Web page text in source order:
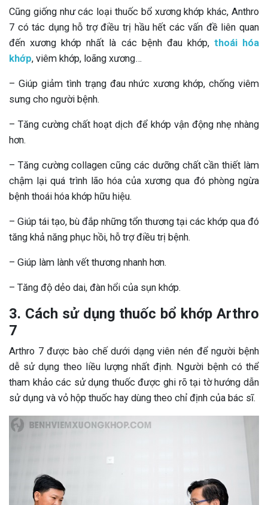
Cũng giống như các loại thuốc bổ xương khớp khác, Anthro
7 có tác dụng hỗ trợ điều trị hầu hết các vấn đề liên quan
đến xương khớp nhất là các bệnh đau khớp, thoái hóa
khớp, viêm khớp, loãng xương…
– Giúp giảm tình trạng đau nhức xương khớp, chống viêm
sưng cho người bệnh.
– Tăng cường chất hoạt dịch để khớp vận động nhẹ nhàng
hơn.
– Tăng cường collagen cũng các dưỡng chất cần thiết làm
chậm lại quá trình lão hóa của xương qua đó phòng ngừa
bệnh thoái hóa khớp hữu hiệu.
– Giúp tái tạo, bù đắp những tổn thương tại các khớp qua đó
tăng khả năng phục hồi, hỗ trợ điều trị bệnh.
– Giúp làm lành vết thương nhanh hơn.
– Tăng độ dẻo dai, đàn hổi của sụn khớp.
3. Cách sử dụng thuốc bổ khớp Arthro
7
Arthro 7 được bào chế dưới dạng viên nén để người bệnh
dễ sử dụng theo liều lượng nhất định. Người bệnh có thể
tham khảo các sử dụng thuốc được ghi rõ tại tờ hướng dẫn
sử dụng và vỏ hộp thuốc hay dùng theo chỉ định của bác sĩ.